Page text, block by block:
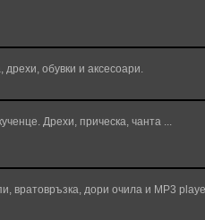
обувки и аксесоари.
Дрехи, прическа, чанта ...
дори очила и MP3